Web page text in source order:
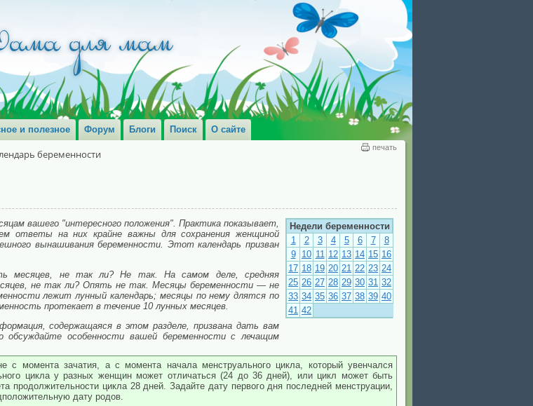
и полезное Форум Блоги Поиск О сайте
печать
беременности
вашего "интересного положения". Практика показывает,
ответы на них крайне важны для сохранения женщиной
вынашивания беременности. Этот календарь призван
месяцев, не так ли? Не так. На самом деле, средняя
не так ли? Опять не так. Месяцы беременности — не
лежит лунный календарь; месяцы по нему длятся по
протекает в течение 10 лунных месяцев.
содержащаяся в этом разделе, призвана дать вам
обсуждайте особенности вашей беременности с лечащим
Недели беременности
1
2 3 4 5 6 7
8
9
10 11 12 13 14 15 16
17 18 19 20 21 22 23 24
25 26 27 28 29 30 31 32
33 34 35 36 37 38 39 40
41 42
с момента зачатия, а с момента начала менструального цикла, который увенчался
цикла у разных женщин может отличаться (24 до 36 дней), или цикл может быть
продолжительности цикла 28 дней. Задайте дату первого дня последней менструации,
дату родов.